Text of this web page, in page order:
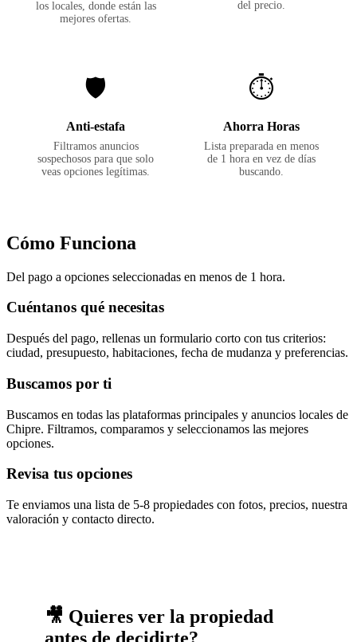
los locales, donde están las
mejores ofertas.
del precio.
🛡️
Anti-estafa
Filtramos anuncios
sospechosos para que solo
veas opciones legítimas.
⏱️
Ahorra Horas
Lista preparada en menos
de 1 hora en vez de días
buscando.
Cómo Funciona
Del pago a opciones seleccionadas en menos de 1 hora.
Cuéntanos qué necesitas
Después del pago, rellenas un formulario corto con tus criterios:
ciudad, presupuesto, habitaciones, fecha de mudanza y preferencias.
Buscamos por ti
Buscamos en todas las plataformas principales y anuncios locales de
Chipre. Filtramos, comparamos y seleccionamos las mejores
opciones.
Revisa tus opciones
Te enviamos una lista de 5-8 propiedades con fotos, precios, nuestra
valoración y contacto directo.
🎥 Quieres ver la propiedad